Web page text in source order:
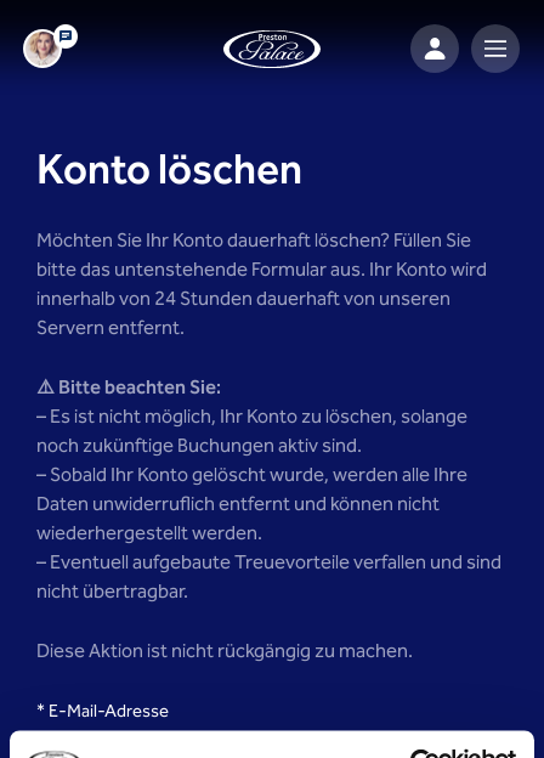
Konto löschen
Möchten Sie Ihr Konto dauerhaft löschen? Füllen Sie
bitte das untenstehende Formular aus. Ihr Konto wird
innerhalb von 24 Stunden dauerhaft von unseren
Servern entfernt.
⚠️ Bitte beachten Sie:
– Es ist nicht möglich, Ihr Konto zu löschen, solange
noch zukünftige Buchungen aktiv sind.
– Sobald Ihr Konto gelöscht wurde, werden alle Ihre
Daten unwiderruflich entfernt und können nicht
wiederhergestellt werden.
– Eventuell aufgebaute Treuevorteile verfallen und sind
nicht übertragbar.
Diese Aktion ist nicht rückgängig zu machen.
E-Mail-Adresse